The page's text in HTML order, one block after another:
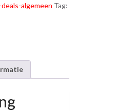
algemeen Tag: